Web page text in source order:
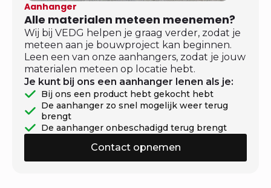
Aanhanger
Alle materialen meteen meenemen?
Wij bij VEDG helpen je graag verder, zodat je
meteen aan je bouwproject kan beginnen.
Leen een van onze aanhangers, zodat je jouw
materialen meteen op locatie hebt.
Je kunt bij ons een aanhanger lenen als je:
Bij ons een product hebt gekocht hebt
De aanhanger zo snel mogelijk weer terug
brengt
De aanhanger onbeschadigd terug brengt
Contact opnemen